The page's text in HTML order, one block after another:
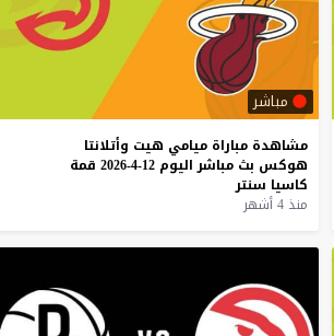
مباشر
مشاهدة مباراة ميامي هيت وأتلانتا
هوكس بث مباشر اليوم 12-4-2026
قمة
كاسيا سنتر
منذ 4 أشهر